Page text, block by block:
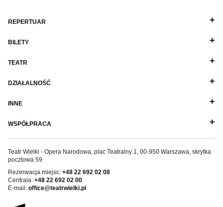
REPERTUAR
BILETY
TEATR
DZIAŁALNOŚĆ
INNE
WSPÓŁPRACA
Teatr Wielki - Opera Narodowa, plac Teatralny 1, 00-950 Warszawa, skrytka
pocztowa 59
Rezerwacja miejsc: +48 22 692 02 08
Centrala: +48 22 692 02 00
E-mail: office@teatrwielki.pl